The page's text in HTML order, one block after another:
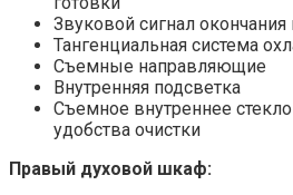
Звуковой сигнал окончания
Тангенциальная система
Съемные направляющие
Внутренняя подсветка
Съемное внутреннее
удобства очистки
Правый духовой шкаф: